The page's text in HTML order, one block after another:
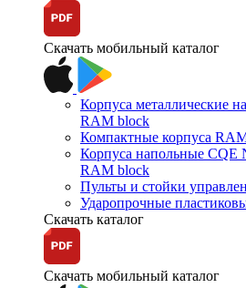
Скачать мобильный каталог
Корпуса металлические
RAM block
Компактные корпуса
Корпуса напольные CQE
RAM block
Пульты и стойки
Ударопрочные
Скачать каталог
Скачать мобильный каталог